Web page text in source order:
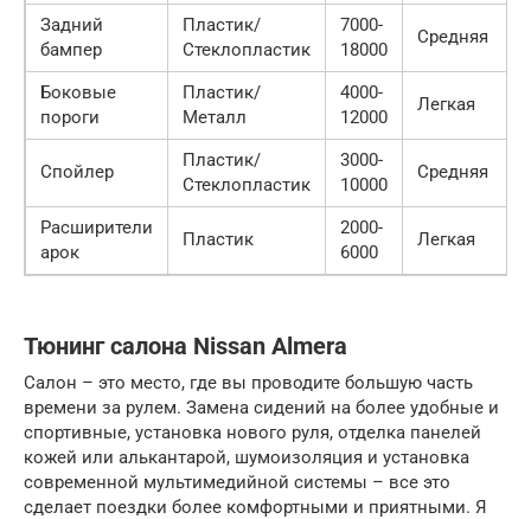
Задний
бампер
Пластик/
Стеклопластик
7000-
18000
Средняя
Боковые
пороги
Пластик/
Металл
4000-
12000
Легкая
Спойлер
Пластик/
Стеклопластик
3000-
10000
Средняя
Расширители
арок
Пластик
2000-
6000
Легкая
Тюнинг салона Nissan Almera
Салон – это место, где вы проводите большую часть
времени за рулем. Замена сидений на более удобные и
спортивные, установка нового руля, отделка панелей
кожей или алькантарой, шумоизоляция и установка
современной мультимедийной системы – все это
сделает поездки более комфортными и приятными. Я